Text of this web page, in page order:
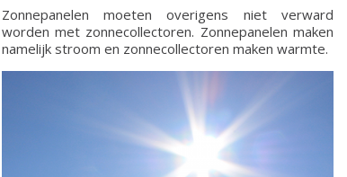
Zonnepanelen moeten overigens niet verward
worden met zonnecollectoren. Zonnepanelen maken
namelijk stroom en zonnecollectoren maken warmte.